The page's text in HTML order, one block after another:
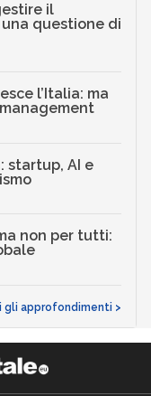
il
questione di
l’Italia: ma
startup, AI e
non per tutti:
gli approfondimenti >